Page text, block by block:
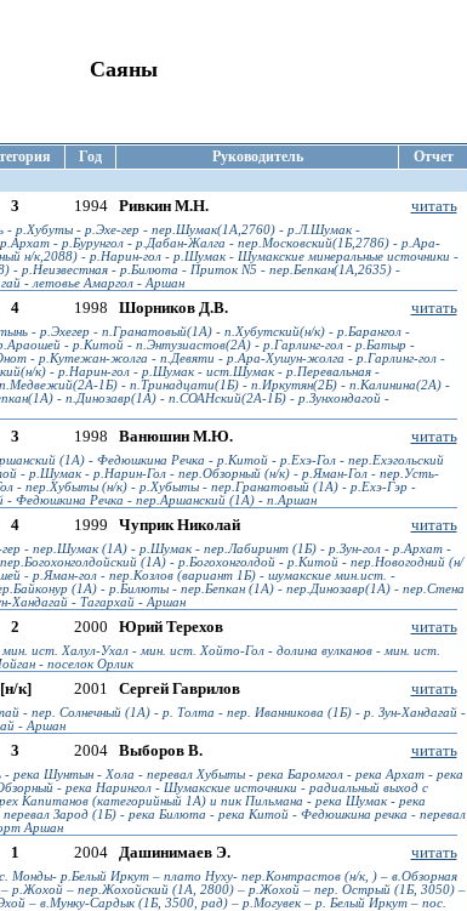
Саяны
Год Руководитель
Отчет
3 1994 Ривкин М.Н. читать
- р.Хубуты - р.Эхе-гер - пер.Шумак(1А,2760) - р.Л.Шумак -
- р.Бурунгол - р.Дабан-Жалга - пер.Московский(1Б,2786) - р.Ара-
н/к,2088) - р.Нарин-гол - р.Шумак - Шумакские минеральные источники -
- р.Неизвестная - р.Билюта - Приток N5 - пер.Бепкан(1А,2635) -
- летовье Амаргол - Аршан
4 1998 Шорников Д.В. читать
- р.Эхегер - п.Гранатовый(1А) - п.Хубутский(н/к) - р.Барангол -
- р.Китой - п.Энтузиастов(2А) - р.Гарлинг-гол - р.Батыр -
- р.Кутежан-жолга - п.Девяти - р.Ара-Хушун-жолга - р.Гарлинг-гол -
к) - р.Нарин-гол - р.Шумак - ист.Шумак - р.Перевальная -
1Б) - п.Тринадцати(1Б) - п.Иркутян(2Б) - п.Калинина(2А) -
- п.Динозавр(1А) - п.СОАНский(2А-1Б) - р.Зунхондагой -
3 1998 Ванюшин М.Ю. читать
(1А) - Федюшкина Речка - р.Китой - р.Ехэ-Гол - пер.Ехэгольский
- р.Шумак - р.Нарин-Гол - пер.Обзорный (н/к) - р.Яман-Гол - пер.Усть-
- пер.Хубыты (н/к) - р.Хубыты - пер.Гранатовый (1А) - р.Ехэ-Гэр -
Федюшкина Речка - пер.Аршанский (1А) - п.Аршан
4 1999 Чуприк Николай читать
гер - пер.Шумак (1А) - р.Шумак - пер.Лабиринт (1Б) - р.Зун-гол - р.Архат -
(1А) - р.Богохонголдой - р.Китой - пер.Новогодний (н/
- р.Яман-гол - пер.Козлов (вариант 1Б) - шумакские мин.ист. -
(1А) - р.Билюты - пер.Бепкан (1А) - пер.Динозавр(1А) - пер.Стена
Хандагай - Тагархай - Аршан
2 2000 Юрий Терехов читать
мин. ист. Халул-Ухал - мин. ист. Хойто-Гол - долина вулканов - мин. ист.
- поселок Орлик
[н/к] 2001 Сергей Гаврилов читать
- пер. Солнечный (1A) - р. Толта - пер. Иванникова (1Б) - р. Зун-Хандагай -
- Аршан
3 2004 Выборов В. читать
- река Шунтын - Хола - перевал Хубыты - река Баромгол - река Архат - река
- река Нарингол - Шумакские источники - радиальный выход с
Капитанов (категорийный 1А) и пик Пильмана - река Шумак - река
Зарод (1Б) - река Билюта - река Китой - Федюшкина речка - перевал
Аршан
1 2004 Дашинимаев Э. читать
Монды- р.Белый Иркут – плато Нуху- пер.Контрастов (н/к, ) – в.Обзорная
– р.Жохой – пер.Жохойский (1А, 2800) – р.Жохой – пер. Острый (1Б, 3050) –
– в.Мунку-Сардык (1Б, 3500, рад) – р.Могувек – р. Белый Иркут – пос.